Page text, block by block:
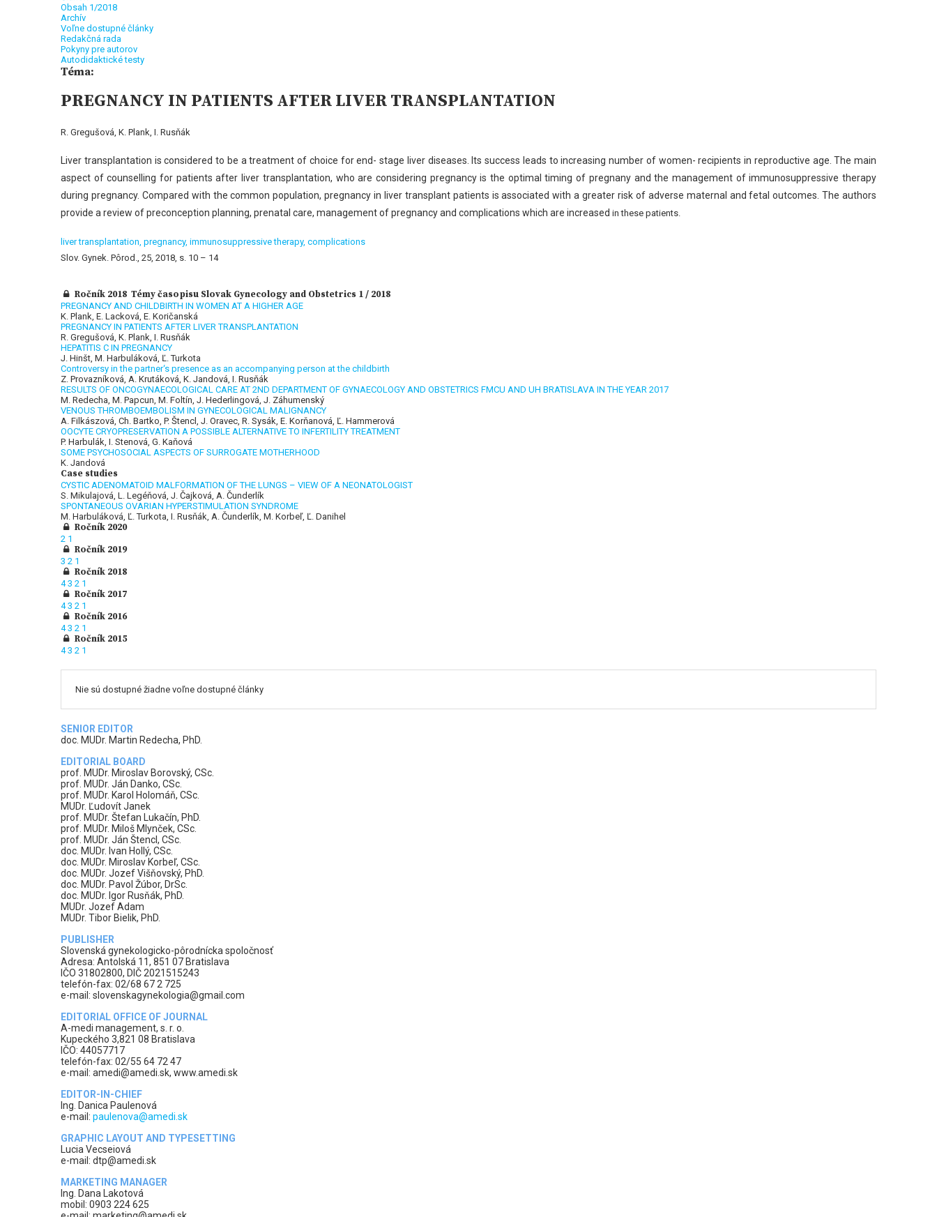
Obsah 1/2018
Archív
Voľne dostupné články
Redakčná rada
Pokyny pre autorov
Autodidaktické testy
Téma:
PREGNANCY IN PATIENTS AFTER LIVER TRANSPLANTATION
R. Gregušová, K. Plank, I. Rusňák
Liver transplantation is considered to be a treatment of choice for end- stage liver diseases. Its success leads to increasing number of women- recipients in reproductive age. The main
aspect of counselling for patients after liver transplantation, whoare considering pregnancy is the optimal timing of pregnany and the management ofimmunosuppressive therapy
during pregnancy. Compared with the common population,pregnancy in liver transplant patients is associated with a greater risk of adverse maternal and fetal outcomes. The authors
provide a review of preconception planning, prenatal care, management of pregnancy and complications which are increased in these patients.
liver transplantation, pregnancy, immunosuppressive therapy, complications
Slov. Gynek. Pôrod., 25, 2018, s. 10 – 14
Ročník 2018 Témy časopisu Slovak Gynecology and Obstetrics 1 / 2018
PREGNANCY AND CHILDBIRTH IN WOMEN AT A HIGHER AGE
K. Plank, E. Lacková, E. Koričanská
PREGNANCY IN PATIENTS AFTER LIVER TRANSPLANTATION
R. Gregušová, K. Plank, I. Rusňák
HEPATITIS C IN PREGNANCY
J. Hinšt, M. Harbuláková, Ľ. Turkota
Controversy in the partner‘s presence as an accompanying person at the childbirth
Z. Provazníková, A. Krutáková, K. Jandová, I. Rusňák
RESULTS OF ONCOGYNAECOLOGICAL CARE AT 2ND DEPARTMENT OF GYNAECOLOGY AND OBSTETRICS FMCU AND UH BRATISLAVA IN THE YEAR 2017
M. Redecha, M. Papcun, M. Foltín, J. Hederlingová, J. Záhumenský
VENOUS THROMBOEMBOLISM IN GYNECOLOGICAL MALIGNANCY
A. Filkászová, Ch. Bartko, P. Štencl, J. Oravec, R. Sysák, E. Korňanová, Ľ. Hammerová
OOCYTE CRYOPRESERVATION A POSSIBLE ALTERNATIVE TO INFERTILITY TREATMENT
P. Harbulák, I. Stenová, G. Kaňová
SOME PSYCHOSOCIAL ASPECTS OF SURROGATE MOTHERHOOD
K. Jandová
Case studies
CYSTIC ADENOMATOID MALFORMATION OF THE LUNGS – VIEW OF A NEONATOLOGIST
S. Mikulajová, L. Legéňová, J. Čajková, A. Čunderlík
SPONTANEOUS OVARIAN HYPERSTIMULATION SYNDROME
M. Harbuláková, Ľ. Turkota, I. Rusňák, A. Čunderlík, M. Korbeľ, Ľ. Danihel
Ročník 2020
2 1
Ročník 2019
3 2 1
Ročník 2018
43 2 1
Ročník 2017
43 2 1
Ročník 2016
43 2 1
Ročník 2015
43 2 1
Nie sú dostupné žiadne voľne dostupné články
SENIOR EDITOR
doc. MUDr. Martin Redecha, PhD.
EDITORIAL BOARD
prof. MUDr. Miroslav Borovský, CSc.
prof. MUDr. Ján Danko, CSc.
prof. MUDr. Karol Holomáň, CSc.
MUDr. Ľudovít Janek
prof. MUDr. Štefan Lukačín, PhD.
prof. MUDr. Miloš Mlynček, CSc.
prof. MUDr. Ján Štencl, CSc.
doc. MUDr. Ivan Hollý, CSc.
doc. MUDr. Miroslav Korbeľ, CSc.
doc. MUDr. Jozef Višňovský, PhD.
doc. MUDr. Pavol Žúbor, DrSc.
doc. MUDr. Igor Rusňák, PhD.
MUDr. Jozef Adam
MUDr. Tibor Bielik, PhD.
PUBLISHER
Slovenská gynekologicko-pôrodnícka spoločnosť
Adresa: Antolská 11, 851 07 Bratislava
IČO 31802800, DIČ 2021515243
telefón-fax: 02/68 67 2 725
e-mail: slovenskagynekologia@gmail.com
EDITORIAL OFFICE OF JOURNAL
A-medi management, s. r. o.
Kupeckého 3,821 08 Bratislava
IČO: 44057717
telefón-fax: 02/55 64 72 47
e-mail: amedi@amedi.sk, www.amedi.sk
EDITOR-IN-CHIEF
Ing. Danica Paulenová
e-mail: paulenova@amedi.sk
GRAPHIC LAYOUT AND TYPESETTING
Lucia Vecseiová
e-mail: dtp@amedi.sk
MARKETING MANAGER
Ing. Dana Lakotová
mobil: 0903 224 625